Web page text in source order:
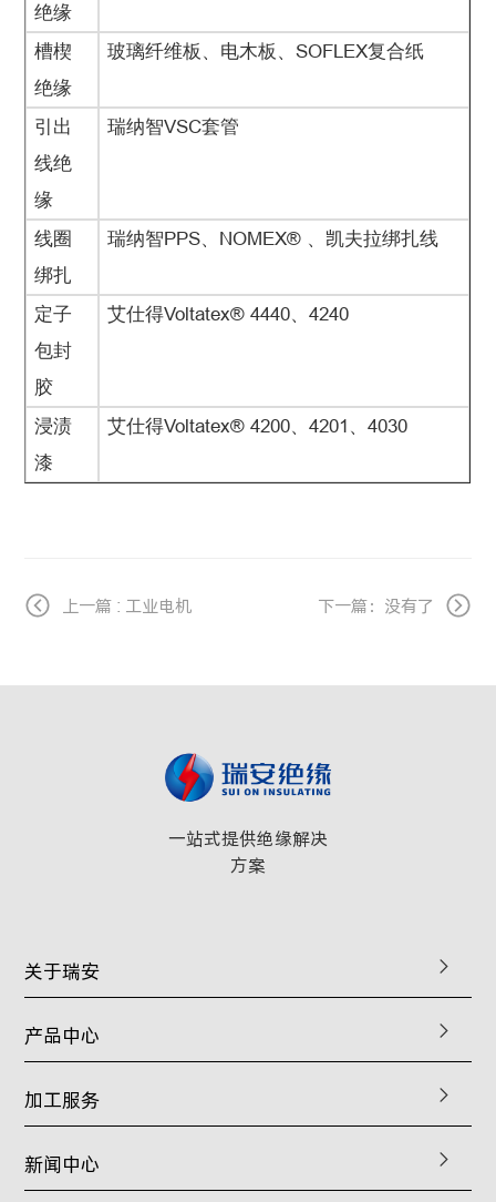
绝缘
槽楔
绝缘
玻璃纤维板、电木板、SOFLEX复合纸
引出
线绝
缘
瑞纳智VSC套管
线圈
绑扎
瑞纳智PPS、NOMEX® 、凯夫拉绑扎线
定子
包封
胶
艾仕得Voltatex® 4440、4240
浸渍
漆
艾仕得Voltatex® 4200、4201、4030
上一篇 : 工业电机 下一篇：没有了
一站式提供绝缘解决
方案
关于瑞安
产品中心
加工服务
新闻中心